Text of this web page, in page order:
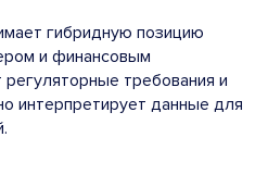
гибридную позицию
и финансовым
требования и
интерпретирует данные для